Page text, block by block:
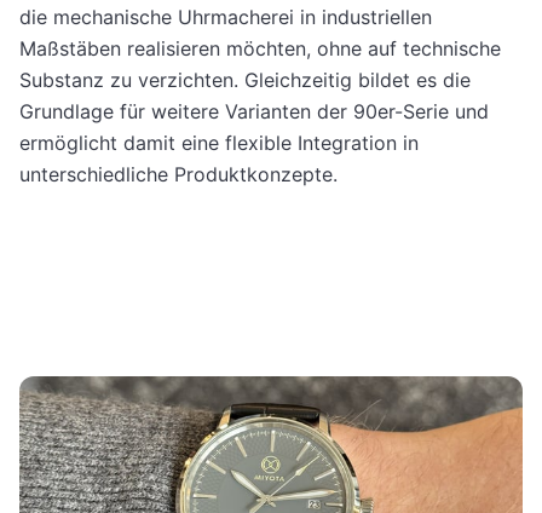
die mechanische Uhrmacherei in industriellen
Maßstäben realisieren möchten, ohne auf technische
Substanz zu verzichten. Gleichzeitig bildet es die
Grundlage für weitere Varianten der 90er-Serie und
ermöglicht damit eine flexible Integration in
unterschiedliche Produktkonzepte.